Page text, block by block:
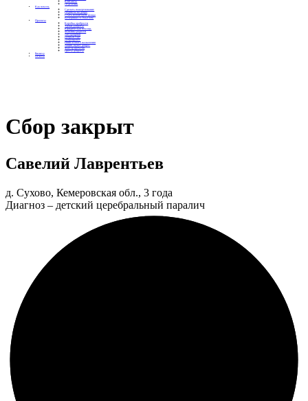
Контакты
Отделения
Как помочь
Сделать пожертвование
Подписка на добро
Стать волонтером фонда
Вечеринки со смыслом
Проекты
Коробка храбрости
Уроки Доброты
Юридическая помощь
Мамины радости
Автодобряки
Добрый торт
Добропробег
Няни особого назначения
Акция «Букет добра»
Фактор времени
Цветы доброты
Бизнесу
Отчеты
Сбор закрыт
Савелий Лаврентьев
д. Сухово, Кемеровская обл., 3 года
Диагноз – детский церебральный паралич